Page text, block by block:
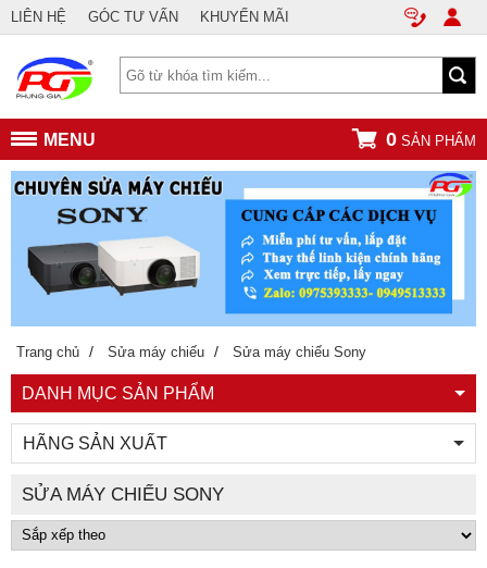
LIÊN HỆ GÓC TƯ VẤN KHUYẾN MÃI
MENU 0 SẢN PHẨM
Trang chủ / Sửa máy chiếu / Sửa máy chiếu Sony
DANH MỤC SẢN PHẨM
HÃNG SẢN XUẤT
SỬA MÁY CHIẾU SONY